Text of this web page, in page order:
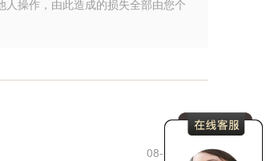
操作，由此造成的损失全部由您个
更多
08-06 21:18